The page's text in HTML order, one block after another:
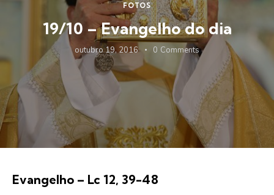
FOTOS
19/10 – Evangelho do dia
outubro 19, 2016 0 Comments
Evangelho – Lc 12, 39-48